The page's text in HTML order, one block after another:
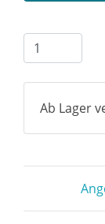
Ab Lager